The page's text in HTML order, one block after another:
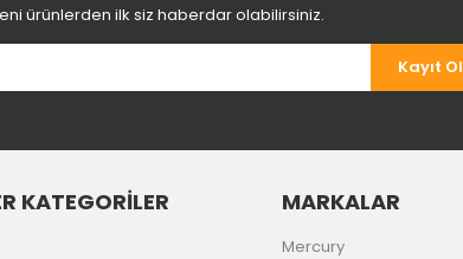
Gönder
ürünlerden ilk siz haberdar olabilirsiniz.
Kayıt Ol
KATEGORİLER MARKALAR
Mercury